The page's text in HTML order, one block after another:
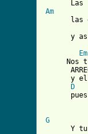
Am
las
y
Em
Nos
y
D
G
Y